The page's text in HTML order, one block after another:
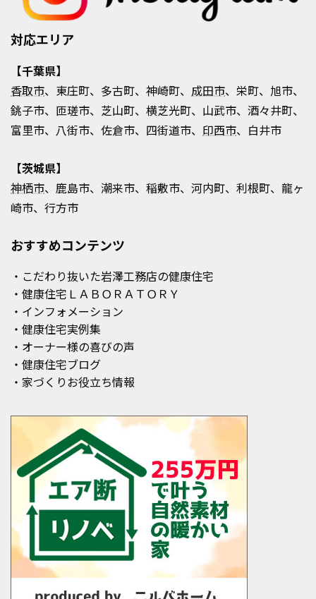
対応エリア
【千葉県】
香取市、東庄町、多古町、神崎町、 成田市、栄町、旭市、
銚子市、匝瑳市、芝山町、横芝光町、山武市、酒々井町、
富里市、八街市、佐倉市、四街道市、 印西市、白井市
【茨城県】
神栖市、鹿島市、潮来市、稲敷市、河内町、利根町、龍ヶ
崎市、行方市
おすすめコンテンツ
・こだわり抜いた岩澤工務店の健康住宅
・健康住宅ＬＡＢＯＲＡＴＯＲＹ
・インフォメーション
・健康住宅実例集
・オーナー様の喜びの声
・健康住宅ブログ
・家づくりお役立ち情報